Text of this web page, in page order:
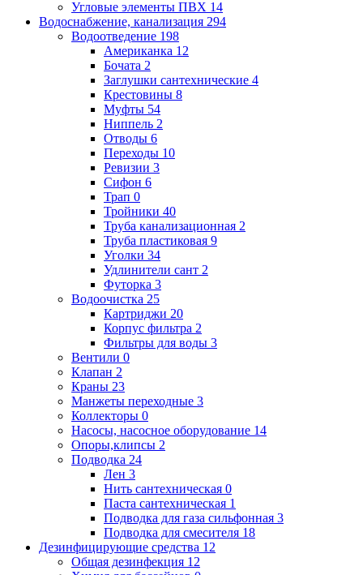
Угловые элементы ПВХ 14
Водоснабжение, канализация 294
Водоотведение 198
Американка 12
Бочата 2
Заглушки сантехнические 4
Крестовины 8
Муфты 54
Ниппель 2
Отводы 6
Переходы 10
Ревизии 3
Сифон 6
Трап 0
Тройники 40
Труба канализационная 2
Труба пластиковая 9
Уголки 34
Удлинители сант 2
Футорка 3
Водоочистка 25
Картриджи 20
Корпус фильтра 2
Фильтры для воды 3
Вентили 0
Клапан 2
Краны 23
Манжеты переходные 3
Коллекторы 0
Насосы, насосное оборудование 14
Опоры,клипсы 2
Подводка 24
Лен 3
Нить сантехническая 0
Паста сантехническая 1
Подводка для газа сильфонная 3
Подводка для смесителя 18
Дезинфицирующие средства 12
Общая дезинфекция 12